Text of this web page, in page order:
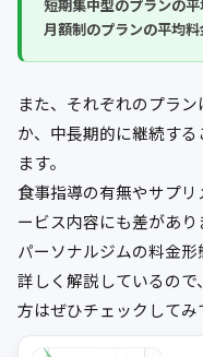
短期集中型のプランの平
月額制のプランの平均料
また、それぞれのプラ
か、中長期的に継続す
ます。
食事指導の有無やサプ
ービス内容にも差があり
パーソナルジムの料金
詳しく解説しているの
方はぜひチェックしてみ